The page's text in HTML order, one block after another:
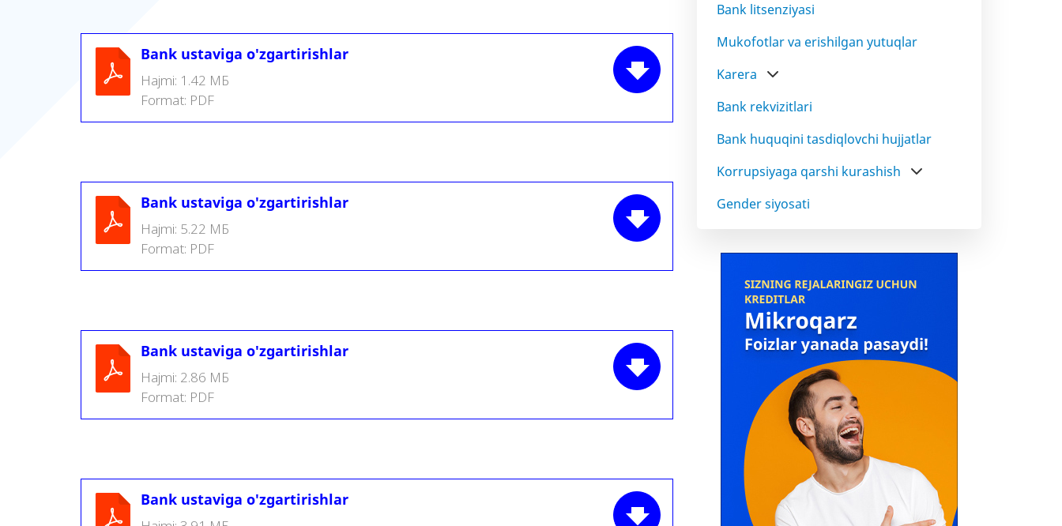
Bank ustaviga o'zgartirishlar
Hajmi: 1.42 МБ
Format: PDF
Bank ustaviga o'zgartirishlar
Hajmi: 5.22 МБ
Format: PDF
Bank ustaviga o'zgartirishlar
Hajmi: 2.86 МБ
Format: PDF
Bank ustaviga o'zgartirishlar
Bank litsenziyasi
Mukofotlar va erishilgan yutuqlar
Karera
Bank rekvizitlari
Bank huquqini tasdiqlovchi hujjatlar
Korrupsiyaga qarshi kurashish
Gender siyosati